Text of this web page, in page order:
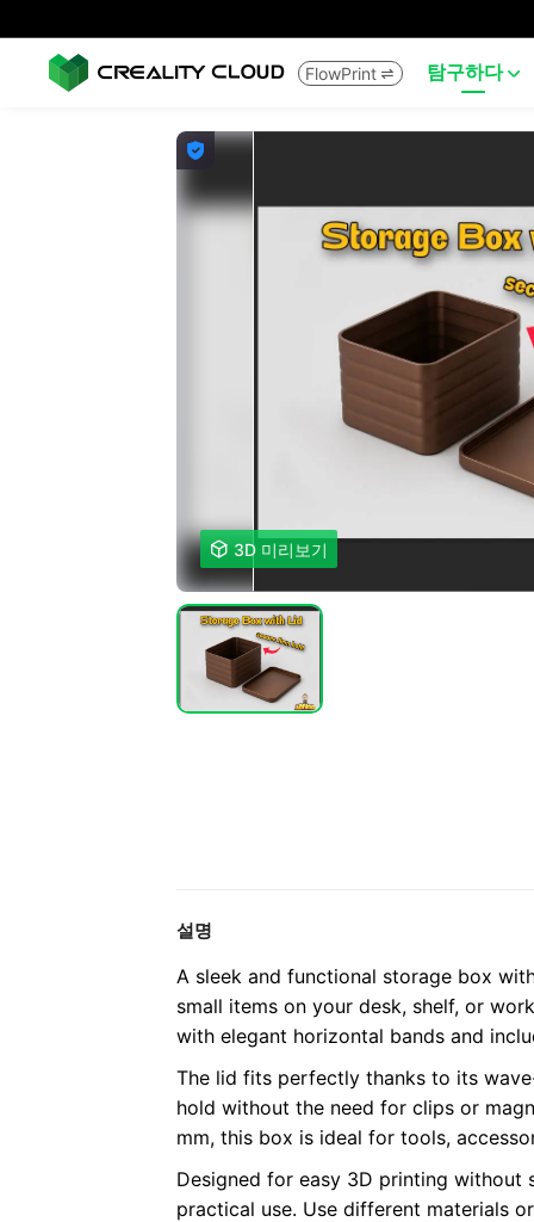
FlowPrint  탐구하다 

 3D 미리보기
설명
A sleek and functional storage box
small items on your desk, shelf, or
with elegant horizontal bands and
The lid fits perfectly thanks to its
hold without the need for clips or
mm, this box is ideal for tools,
Designed for easy 3D printing
practical use. Use different materials